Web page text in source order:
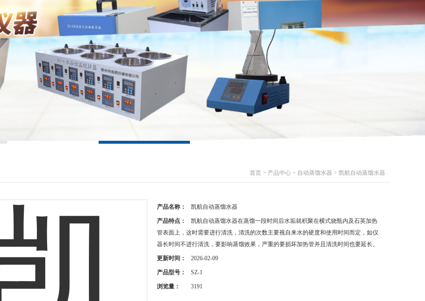
首页 > 产品中心 > 自动蒸馏水器 > 凯航自动蒸馏水器
产品名称： 凯航自动蒸馏水器
产品特点：
凯航自动蒸馏水器在蒸馏一段时间后水垢就积聚在横式烧瓶内及石英加热
管表面上，这时需要进行清洗，清洗的次数主要视自来水的硬度和使用时间而定，如仪
器长时间不进行清洗，要影响蒸馏效果，严重的要损坏加热管并且清洗时间也要延长。
更新时间： 2026-02-09
产品型号： SZ-1
浏览量： 3191